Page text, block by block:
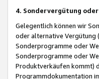
4. Sondervergütung
Gelegentlich können wir
oder alternative Vergütung („
Sonderprogramme oder
Sonderprogramme oder
Produktverkäufen kommt)
Programmdokumentation